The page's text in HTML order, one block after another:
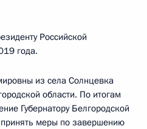
Российской
года.
из села Солнцевка
области. По итогам
Губернатору Белгородской
меры по завершению